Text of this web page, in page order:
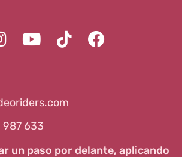
987 633
un paso por delante, aplicando